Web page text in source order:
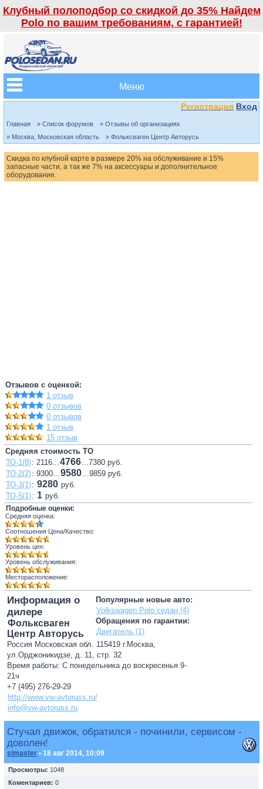
Клубный полоподбор со скидкой до 35% Найдем
Polo по вашим требованиям, с гарантией!
Меню
Регистрация Вход
Главная » Список форумов
» Отзывы об организациях
» Москва, Московская область
» Фольксваген Центр Авторусь
Скидка по клубной карте в размере 20% на обслуживание и 15%
запасные части, а так же 7% на аксессуары и дополнительное
оборудование.
Отзывов с оценкой:
1 отзыв
0 отзывов
0 отзывов
1 отзыв
15 отзыв
Средняя стоимость ТО
ТО-1(8): 2116...4766...7380 руб.
ТО-2(2): 9300...9580...9859 руб.
ТО-3(1): 9280 руб.
ТО-5(1): 1 руб.
Подробные оценки:
Средняя оценка:
Соотношения Цена/Качество:
Уровень цен:
Уровень обслуживания:
Месторасположение:
Популярные новые авто:
Volkswagen Polo седан (4)
Обращения по гарантии:
Двигатель (1)
Информация о
дилере
Фольксваген
Центр Авторусь
Россия Московская обл. 115419 г.Москва,
ул.Орджоникидзе, д. 11, стр. 32
Время работы: С понедельника до воскресенья 9-
21ч
+7 (495) 276-29-29
http://www.vw-avtoruss.ru/
info@vw-avtoruss.ru
Стучал движок, обратился - починили, сервисом -
доволен!
simaster • 18 авг 2014, 10:09
Просмотры: 1048
Коментариев: 0